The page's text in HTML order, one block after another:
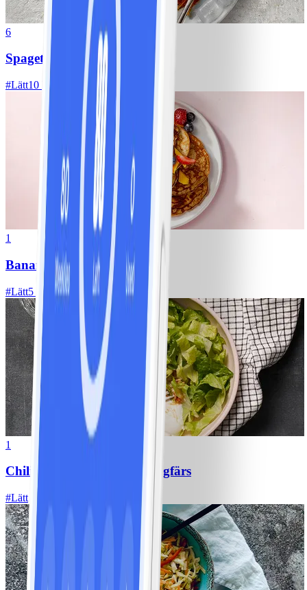
6
Spagetti med köttfärssås
#Lätt10 MIN
1
Bananpannkakor
#Lätt5 MIN
1
Chili con carne med kycklingfärs
#Lätt